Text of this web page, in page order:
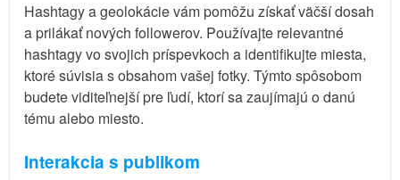
Hashtagy a geolokácie vám pomôžu získať väčší dosah
a prilákať nových followerov. Používajte relevantné
hashtagy vo svojich príspevkoch a identifikujte miesta,
ktoré súvisia s obsahom vašej fotky. Týmto spôsobom
budete viditeľnejší pre ľudí, ktorí sa zaujímajú o danú
tému alebo miesto.
Interakcia s publikom